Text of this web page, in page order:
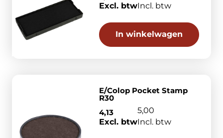
Excl. btwIncl. btw
In winkelwagen
E/Colop Pocket Stamp
R30
4,13
Excl. btw
5,00
Incl. btw